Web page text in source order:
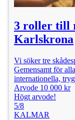
Plats: Västervik
Kategori: Statister
Ålder: 18 - 90 år
Publicerad: 29/6
Lön: 10 000 kr
3 roller till
Karlskrona
Vi söker tre
Gemensamt för
internationella,
Arvode 10 000 kr
Högt arvode!
5/8
KALMAR